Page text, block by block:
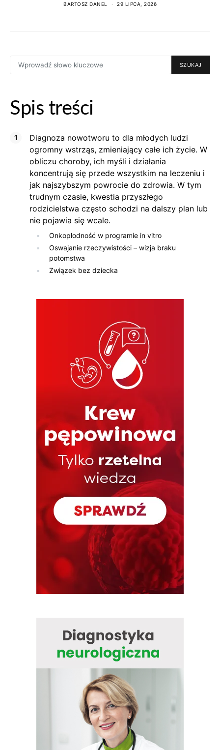
BARTOSZ DANEL 29 LIPCA, 2026
FOR:
SZUKAJ
Spis treści
Diagnoza nowotworu to dla młodych ludzi
ogromny wstrząs, zmieniający całe ich życie. W
obliczu choroby, ich myśli i działania
koncentrują się przede wszystkim na leczeniu i
jak najszybszym powrocie do zdrowia. W tym
trudnym czasie, kwestia przyszłego
rodzicielstwa często schodzi na dalszy plan lub
nie pojawia się wcale.
Onkopłodność w programie in vitro
Oswajanie rzeczywistości – wizja braku
potomstwa
Związek bez dziecka